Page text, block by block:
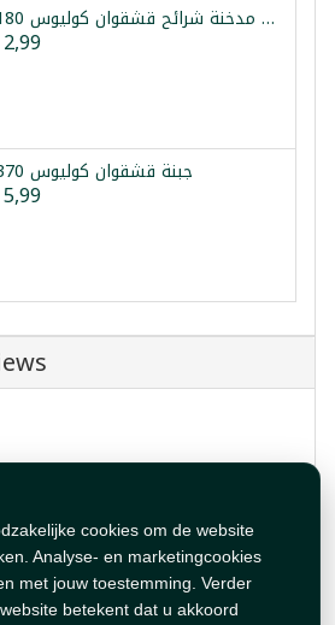
cookies om de website
Analyse- en marketingcookies
met jouw toestemming. Verder
betekent dat u akkoord
جبنة مدخنة شرائح قشقوان كوليوس 180غ
جبنة قشقوان كوليوس 370غ